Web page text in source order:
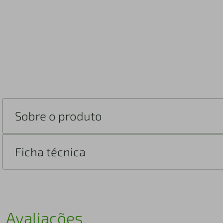
Sobre o produto
Ficha técnica
Avaliações